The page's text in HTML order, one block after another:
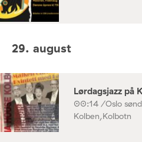
29. august
Lørdagsjazz på
00:14 /Oslo
Kolben,Kolbotn